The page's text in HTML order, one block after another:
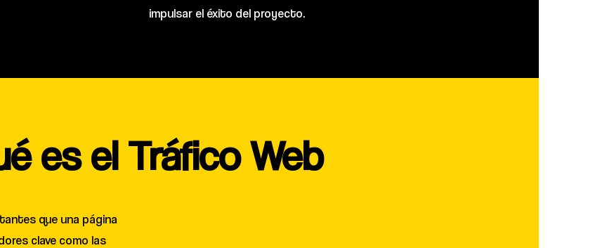
impulsar el éxito del proyecto.
es el Tráfico Web
que una página
clave como las